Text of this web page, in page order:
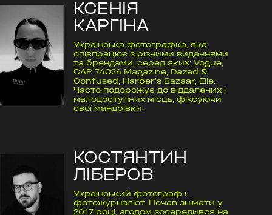
КСЕНІЯ
КАРГІНА
Українська фотографка, яка
співпрацює з різними виданнями
та брендами, серед яких: Vogue,
CAP 74024 Magazine, Dazed &
Confused, Harper’s Bazaar, Elle.
Часто подорожує до віддалених і
малодоступних місць, фіксуючи
свої мандрівки.
КОСТЯНТИН
ЛІБЕРОВ
Український фотограф і
фотожурналіст. Почав знімати у
2017 році, згодом зосередився на